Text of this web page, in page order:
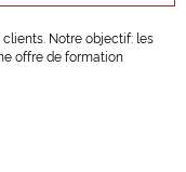
Notre objectif: les
offre de formation